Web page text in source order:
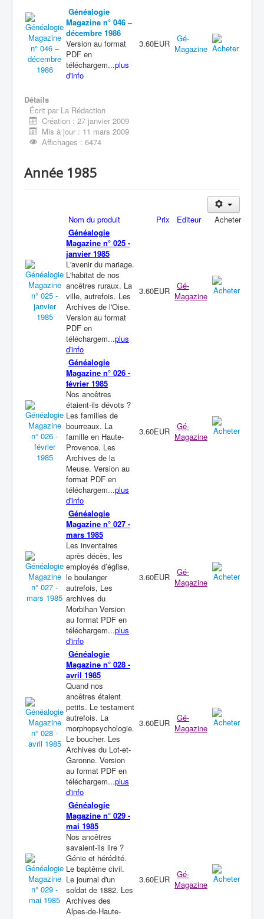
Généalogie
Magazine n° 046 –
décembre 1986
Version au format
PDF en
téléchargem...plus
d'info
3.60EUR
Gé-
Magazine
Détails
Écrit par La Rédaction
Création : 27 janvier 2009
Mis à jour : 11 mars 2009
Affichages : 6474
Année 1985
Nom du produit Prix Editeur
Acheter
Généalogie
Magazine n° 025 -
janvier 1985
L'avenir du mariage.
L'habitat de nos
ancêtres ruraux. La
ville, autrefois. Les
Archives de l'Oise.
Version au format
PDF en
téléchargem...plus
d'info
3.60EUR
Gé-
Magazine
Généalogie
Magazine n° 026 -
février 1985
Nos ancêtres
étaient-ils dévots ?
Les familles de
bourreaux. La
famille en Haute-
Provence. Les
Archives de la
Meuse. Version au
format PDF en
téléchargem...plus
d'info
3.60EUR
Gé-
Magazine
Généalogie
Magazine n° 027 -
mars 1985
Les inventaires
après décès, les
employés d’église,
le boulanger
autrefois, Les
archives du
Morbihan Version
au format PDF en
téléchargem...plus
d'info
3.60EUR
Gé-
Magazine
Généalogie
Magazine n° 028 -
avril 1985
Quand nos
ancêtres étaient
petits. Le testament
autrefois. La
morphopsychologie.
Le boucher. Les
Archives du Lot-et-
Garonne. Version
au format PDF en
téléchargem...plus
d'info
3.60EUR
Gé-
Magazine
Généalogie
Magazine n° 029 -
mai 1985
Nos ancêtres
savaient-ils lire ?
Génie et hérédité.
Le baptême civil.
Le journal d'un
soldat de 1882. Les
Archives des
Alpes-de-Haute-
3.60EUR
Gé-
Magazine